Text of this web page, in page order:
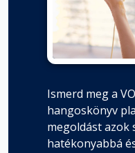
Ismerd meg a
hangoskönyv
megoldást azok
hatékonyabbá